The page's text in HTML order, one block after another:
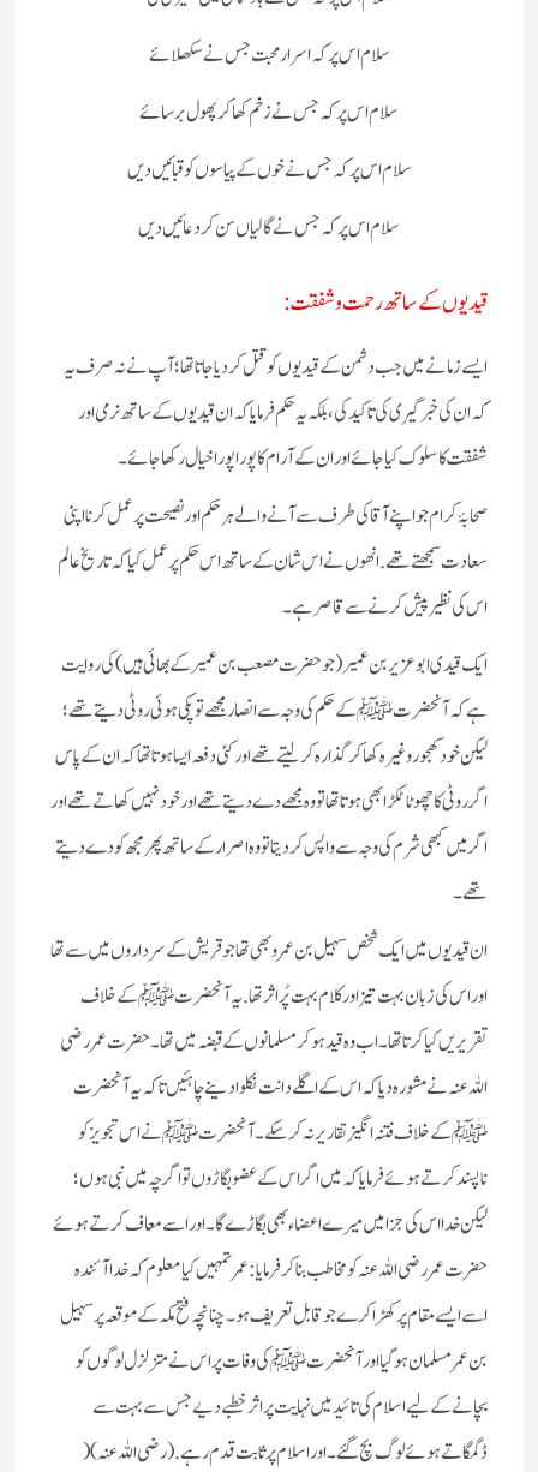
سلام اس پرکہ اسرار محبت جس نے سکھلائے
سلام اس پر کہ جس نے زخم کھا کر پھول برسائے
سلام اس پر کہ جس نے خوں کے پیاسوں کو قبائیں دیں
سلام اس پر کہ جس نے گالیاں سن کر دعائیں دیں
قیدیوں کے ساتھ رحمت و شفقت :
ایسے زمانے میں جب دشمن کے قیدیوں کو قتل کر دیا جاتا تھا؛ آپ نے نہ صرف یہ
کہ ان کی خبر گیری کی تاکید کی، بلکہ یہ حکم فرمایا کہ ان قیدیوں کے ساتھ نرمی اور
شفقت کا سلوک کیا جائے اور ان کے آرام کا پورا پورا خیال رکھاجائے۔
صحابۂ کرام جو اپنے آقا کی طرف سے آنے والے ہر حکم اور نصیحت پر عمل کرنا اپنی
سعادت سمجھتے تھے. انھوں نے اس شان کے ساتھ اس حکم پر عمل کیا کہ تاریخ عالم
اس کی نظیر پیش کرنے سے قاصر ہے۔
ایک قیدی ابو عزیر بن عمیر(جو حضرت مصعب بن عمیر کے بھائی ہیں) کی روایت
ہے کہ آنحضرت ﷺ کے حکم کی وجہ سے انصار مجھے تو پکی ہوئی روٹی دیتے تھے؛
لیکن خود کھجور وغیرہ کھا کر گذارہ کر لیتے تھے اور کئی دفعہ ایسا ہوتا تھا کہ ان کے پاس
اگر روٹی کا چھوٹا ٹکڑا بھی ہوتا تھا تو وہ مجھے دے دیتے تھے اور خود نہیں کھاتے تھے اور
اگر میں کبھی شرم کی وجہ سے واپس کردیتا تو وہ اصرار کے ساتھ پھر مجھ کو دے دیتے
تھے۔
ان قیدیوں میں ایک شخص سہیل بن عمرو بھی تھا جو قریش کے سرداروں میں سے تھا
اور اس کی زبان بہت تیز اور کلام بہت پُر اثر تھا. یہ آنحضرت ﷺ کے خلاف
تقریریں کیا کرتا تھا۔ اب وہ قید ہو کر مسلمانوں کے قبضہ میں تھا۔ حضرت عمر رضی
اللہ عنہ نے مشورہ دیا کہ اس کے اگلے دانت نکلوا دینے چاہئیں تاکہ یہ آنحضرت
ﷺ کے خلاف فتنہ انگیز تقاریر نہ کرسکے۔ آنحضرت ﷺ نے اس تجویز کو
ناپسند کرتے ہوئے فرمایا کہ میں اگر اس کے عضو بگاڑوں تو اگرچہ میں نبی ہوں؛
لیکن خدا اس کی جزا میں میرے اعضاء بھی بگاڑ ے گا ۔اور اسے معاف کرتے ہوئے
حضرت عمر رضی اللہ عنہ کو مخاطب بنا کر فرمایا:عمر تمہیں کیا معلوم کہ خدا آئندہ
اسے ایسے مقام پر کھڑا کرے جو قابل تعریف ہو۔چنانچہ فتح مکہ کے موقعہ پرسہیل
بن عمرمسلمان ہو گیا اور آنحضرت ﷺ کی وفات پر اس نے متزلزل لوگوں کو
بچانے کے لیے اسلام کی تائید میں نہایت پراثر خطبے دیے جس سے بہت سے
ڈگمگاتے ہوئے لوگ بچ گئے۔اور اسلام پر ثابت قدم رہے. (رضی اللہ عنہ)(